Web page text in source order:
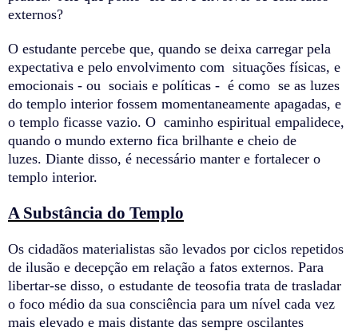
externos?
O estudante percebe que, quando se deixa carregar pela
expectativa e pelo envolvimento com situações físicas, e
emocionais - ou sociais e políticas - é como se as luzes
do templo interior fossem momentaneamente apagadas, e
o templo ficasse vazio. O caminho espiritual empalidece,
quando o mundo externo fica brilhante e cheio de
luzes. Diante disso, é necessário manter e fortalecer o
templo interior.
A Substância do Templo
Os cidadãos materialistas são levados por ciclos repetidos
de ilusão e decepção em relação a fatos externos. Para
libertar-se disso, o estudante de teosofia trata de trasladar
o foco médio da sua consciência para um nível cada vez
mais elevado e mais distante das sempre oscilantes